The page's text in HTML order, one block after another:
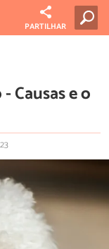
PARTILHAR
Causas e o